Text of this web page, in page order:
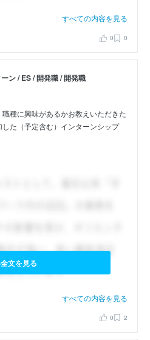
すべての内容を見る
0 0
ン / ES / 開発職 / 開発職
職種に興味があるかお教えいただきた
た（予定含む）インターンシップ
文を見る
すべての内容を見る
0 2